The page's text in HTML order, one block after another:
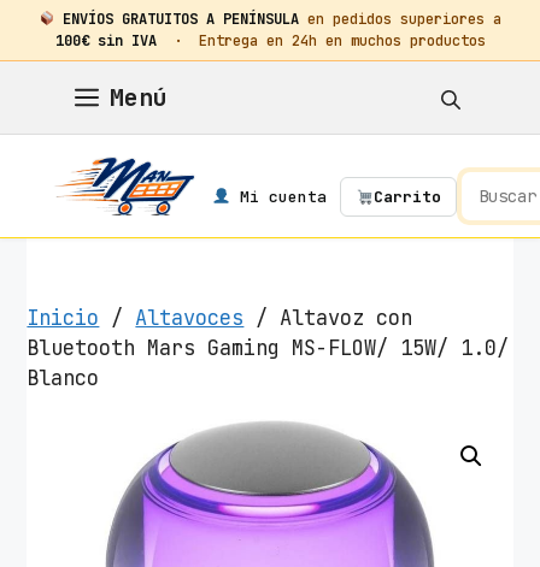
ENVÍOS GRATUITOS A PENÍNSULA en pedidos superiores a
100€ sin IVA· Entrega en 24h en muchos productos
contenido
Menú
Mi cuenta Carrito
Inicio / Altavoces / Altavoz con
Bluetooth Mars Gaming MS-FLOW/ 15W/ 1.0/
Blanco